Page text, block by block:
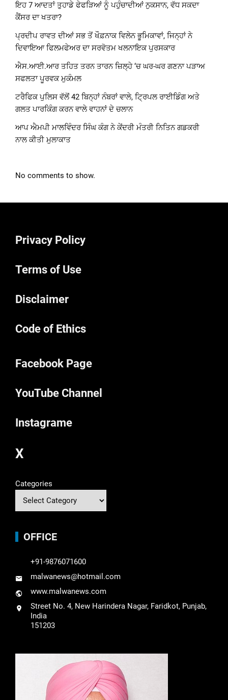
ਇਹ 7 ਆਦਤਾਂ ਤੁਹਾਡੇ ਫੇਫੜਿਆਂ ਨੂੰ ਪਹੁੰਚਾਦੀਆਂ ਨੁਕਸਾਨ, ਵੱਧ ਸਕਦਾ
ਕੈਂਸਰ ਦਾ ਖਤਰਾ?
ਪ੍ਰਦੀਪ ਰਾਵਤ ਦੀਆਂ ਸਭ ਤੋਂ ਖੌਫ਼ਨਾਕ ਵਿਲੇਨ ਭੂਮਿਕਾਵਾਂ, ਜਿਨ੍ਹਾਂ ਨੇ
ਦਿਵਾਇਆ ਫਿਲਮਫੇਅਰ ਦਾ ਸਰਵੋਤਮ ਖਲਨਾਇਕ ਪੁਰਸਕਾਰ
ਐਸ.ਆਈ.ਆਰ ਤਹਿਤ ਤਰਨ ਤਾਰਨ ਜ਼ਿਲ੍ਹੇ ‘ਚ ਘਰ-ਘਰ ਗਣਨਾ ਪੜਾਅ
ਸਫਲਤਾ ਪੂਰਵਕ ਮੁਕੰਮਲ
ਟਰੈਫਿਕ ਪੁਲਿਸ ਵੱਲੋਂ 42 ਬਿਨ੍ਹਾਂ ਨੰਬਰਾਂ ਵਾਲੇ, ਟ੍ਰਿਪਲ ਰਾਈਡਿੰਗ ਅਤੇ
ਗਲਤ ਪਾਰਕਿੰਗ ਕਰਨ ਵਾਲੇ ਵਾਹਨਾਂ ਦੇ ਚਲਾਨ
ਆਪ ਐਮਪੀ ਮਾਲਵਿੰਦਰ ਸਿੰਘ ਕੰਗ ਨੇ ਕੇਂਦਰੀ ਮੰਤਰੀ ਨਿਤਿਨ ਗਡਕਰੀ
ਨਾਲ ਕੀਤੀ ਮੁਲਾਕਾਤ
No comments to show.
Privacy Policy
Terms of Use
Disclaimer
Code of Ethics
Facebook Page
YouTube Channel
Instagrame
X
Categories
OFFICE
+91-9876071600
malwanews@hotmail.com
www.malwanews.com
Street No. 4, New Harindera Nagar, Faridkot, Punjab,
India
151203